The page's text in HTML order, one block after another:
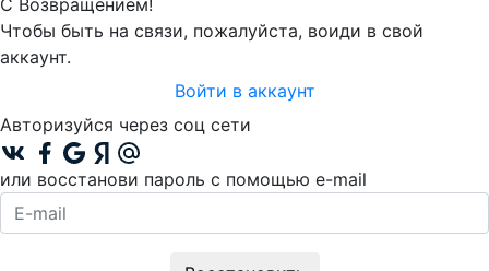
С Возвращением!
Чтобы быть на связи, пожалуйста, воиди в свой
аккаунт.
Войти в аккаунт
Авторизуйся через соц сети
или восстанови пароль с помощью e-mail